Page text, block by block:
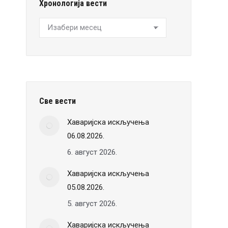
Хронологија вести
Хронологија
вести
Све вести
Хаваријска искључења
06.08.2026.
6. август 2026.
Хаваријска искључења
05.08.2026.
5. август 2026.
Хаваријска искључења